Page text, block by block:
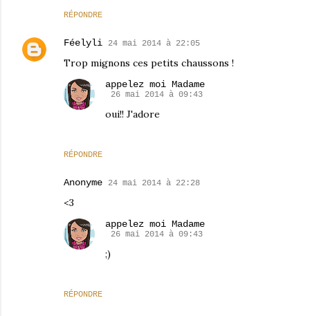
RÉPONDRE
Féelyli 24 mai 2014 à 22:05
Trop mignons ces petits chaussons !
RÉPONDRE
appelez moi Madame
26 mai 2014 à 09:43
oui!! J'adore
Anonyme 24 mai 2014 à 22:28
<3
RÉPONDRE
appelez moi Madame
26 mai 2014 à 09:43
;)